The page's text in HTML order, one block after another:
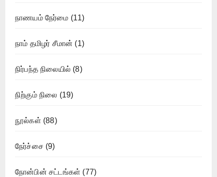
நாணயம் நேர்மை (11)
நாம் தமிழர் சீமான் (1)
நிர்பந்த நிலையில் (8)
நிற்கும் நிலை (19)
நூல்கள் (88)
நேர்ச்சை (9)
நோன்பின் சட்டங்கள் (77)